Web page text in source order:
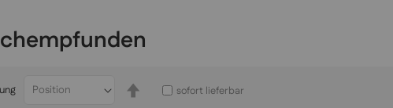
absteigender
sofort lieferbar